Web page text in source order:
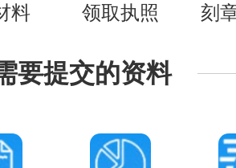
料 领取执照 刻
要提交的资料